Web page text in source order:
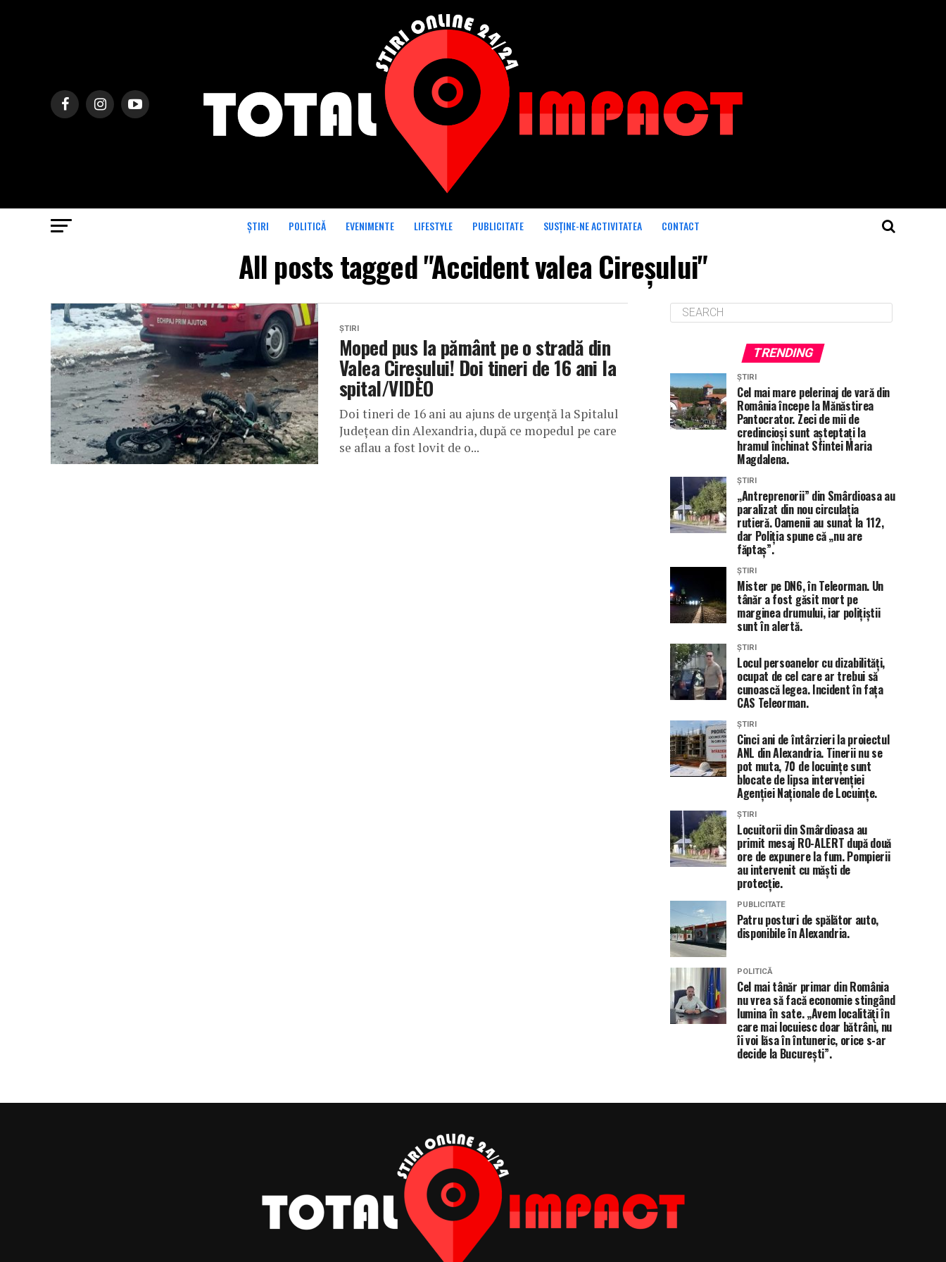
ȘTIRI POLITICĂ EVENIMENTE LIFESTYLE PUBLICITATE SUSȚINE-NE ACTIVITATEA CONTACT
All posts tagged "Accident valea Cireșului"
ȘTIRI
Moped pus la pământ pe o stradă din
Valea Cireșului! Doi tineri de 16 ani la
spital/VIDEO
Doi tineri de 16 ani au ajuns de urgență la Spitalul
Județean din Alexandria, după ce mopedul pe care
se aflau a fost lovit de o...
TRENDING
ȘTIRI
Cel mai mare pelerinaj de vară din
România începe la Mănăstirea
Pantocrator. Zeci de mii de
credincioși sunt așteptați la
hramul închinat Sfintei Maria
Magdalena.
ȘTIRI
„Antreprenorii” din Smârdioasa au
paralizat din nou circulația
rutieră. Oamenii au sunat la 112,
dar Poliția spune că „nu are
făptaș”.
ȘTIRI
Mister pe DN6, în Teleorman. Un
tânăr a fost găsit mort pe
marginea drumului, iar polițiștii
sunt în alertă.
ȘTIRI
Locul persoanelor cu dizabilități,
ocupat de cel care ar trebui să
cunoască legea. Incident în fața
CAS Teleorman.
ȘTIRI
Cinci ani de întârzieri la proiectul
ANL din Alexandria. Tinerii nu se
pot muta, 70 de locuințe sunt
blocate de lipsa intervenției
Agenției Naționale de Locuințe.
ȘTIRI
Locuitorii din Smârdioasa au
primit mesaj RO-ALERT după două
ore de expunere la fum. Pompierii
au intervenit cu măști de
protecție.
PUBLICITATE
Patru posturi de spălător auto,
disponibile în Alexandria.
POLITICĂ
Cel mai tânăr primar din România
nu vrea să facă economie stingând
lumina în sate. „Avem localități în
care mai locuiesc doar bătrâni, nu
îi voi lăsa în întuneric, orice s-ar
decide la București”.